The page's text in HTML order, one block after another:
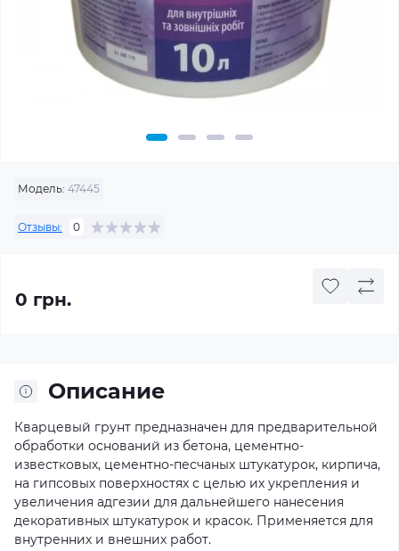
Модель: 47445
Отзывы: 0
0 грн.
Описание
Кварцевый грунт предназначен для предварительной
обработки оснований из бетона, цементно-
известковых, цементно-песчаных штукатурок, кирпича,
на гипсовых поверхностях с целью их укрепления и
увеличения адгезии для дальнейшего нанесения
декоративных штукатурок и красок. Применяется для
внутренних и внешних работ.